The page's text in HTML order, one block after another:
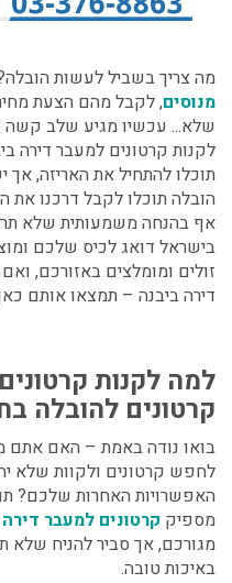
מה צריך בשביל לעשות
מנוסים,לקבל מהם הצעת
שלא... עכשיו מגיע שלב קשה
לקנות קרטונים למעבר דירה
תוכלו להתחיל את האריזה,
הובלה תוכלו לקבל דרכנו את
אף בהנחה משמעותית שלא
בישראל דואג לכיס שלכם
זולים ומומלצים באזורכם,
דירה ביבנה – תמצאו אותם
למה לקנות
קרטונים להובלה
בואו נודה באמת – האם אתם
לחפש קרטונים ולקוות שלא
האפשרויות האחרות שלכם?
מספיק קרטונים למעבר דירה
מגורכם, אך סביר להניח
באיכות טובה.